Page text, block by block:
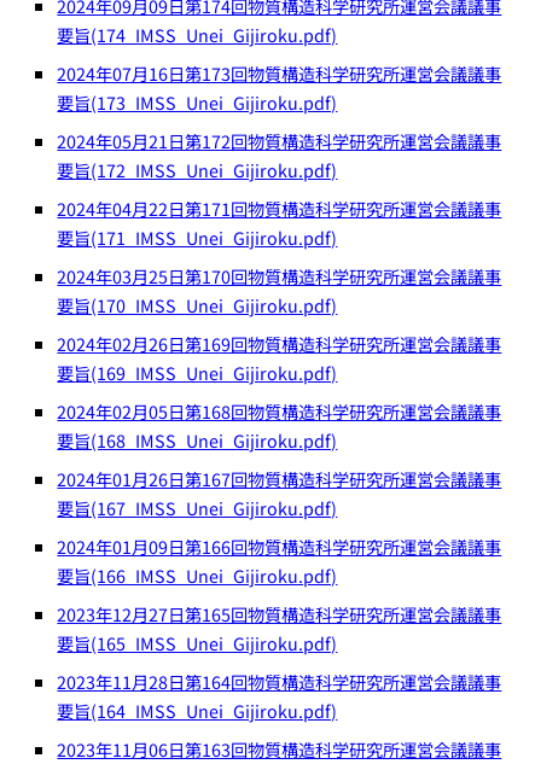
2024年09月09日第174回物質構造科学研究所運営会議議事
要旨(174_IMSS_Unei_Gijiroku.pdf)
2024年07月16日第173回物質構造科学研究所運営会議議事
要旨(173_IMSS_Unei_Gijiroku.pdf)
2024年05月21日第172回物質構造科学研究所運営会議議事
要旨(172_IMSS_Unei_Gijiroku.pdf)
2024年04月22日第171回物質構造科学研究所運営会議議事
要旨(171_IMSS_Unei_Gijiroku.pdf)
2024年03月25日第170回物質構造科学研究所運営会議議事
要旨(170_IMSS_Unei_Gijiroku.pdf)
2024年02月26日第169回物質構造科学研究所運営会議議事
要旨(169_IMSS_Unei_Gijiroku.pdf)
2024年02月05日第168回物質構造科学研究所運営会議議事
要旨(168_IMSS_Unei_Gijiroku.pdf)
2024年01月26日第167回物質構造科学研究所運営会議議事
要旨(167_IMSS_Unei_Gijiroku.pdf)
2024年01月09日第166回物質構造科学研究所運営会議議事
要旨(166_IMSS_Unei_Gijiroku.pdf)
2023年12月27日第165回物質構造科学研究所運営会議議事
要旨(165_IMSS_Unei_Gijiroku.pdf)
2023年11月28日第164回物質構造科学研究所運営会議議事
要旨(164_IMSS_Unei_Gijiroku.pdf)
2023年11月06日第163回物質構造科学研究所運営会議議事